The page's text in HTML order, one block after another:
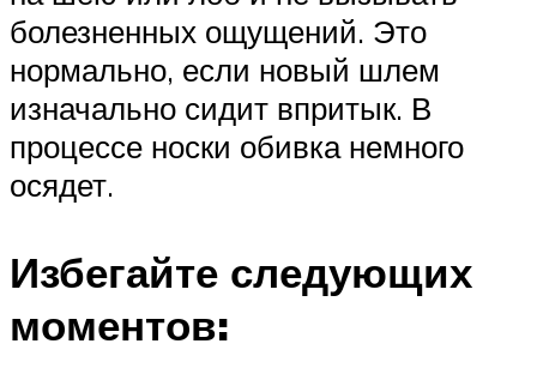
болезненных ощущений. Это
нормально, если новый шлем
изначально сидит впритык. В
процессе носки обивка немного
осядет.
Избегайте следующих
моментов: